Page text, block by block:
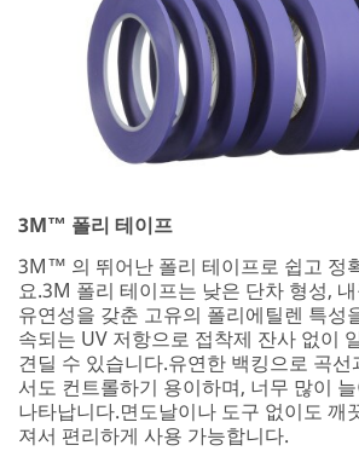
3M™ 폴리 테이프
3M™ 의 뛰어난 폴리 테이프로 쉽고 정
요.3M 폴리 테이프는 낮은 단차 형성,
유연성을 갖춘 고유의 폴리에틸렌 특성
속되는 UV 저항으로 접착제 잔사 없이
견딜 수 있습니다.유연한 백킹으로 곡선
서도 컨트롤하기 용이하며, 너무 많이
나타납니다.면도날이나 도구 없이도 깨
져서 편리하게 사용 가능합니다.